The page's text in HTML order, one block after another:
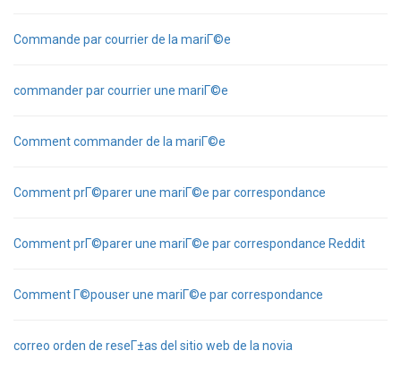
Commande par courrier de la mariГ©e
commander par courrier une mariГ©e
Comment commander de la mariГ©e
Comment prГ©parer une mariГ©e par correspondance
Comment prГ©parer une mariГ©e par correspondance Reddit
Comment Г©pouser une mariГ©e par correspondance
correo orden de reseГ±as del sitio web de la novia